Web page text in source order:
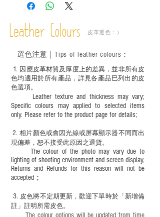
－ 植鞣皮革容易受環境、使用程度等產生
成後定期在皮面塗上皮革專用清潔劑及貂
鼠油等；
適合六歲以下兒童使用；六至十二歲兒童
必須由成年人陪同下使用並應小心處理。
Leather Colours 皮革選色：）
1. ​ 因應皮革材質及厚度上的差異，並非所有皮
色均適用於所有產品，詳見各產品巳列出的皮
色選項。
Leather texture and thickness may vary;
Specific colours may applied to selected items
only. Please refer to the product page for details;
​2.相片顏色或會因光線或屏幕顯示器不同而出
現偏差，恕不接受此原因之退貨。
The colour of the photo may vary due to
lighting of shooting environment and screen display,
Returns and Refunds for this reason will not be
accepted；
3. 皮色將不定期更新，歡迎下單時於「新增備
註」註明 所需皮色。
選色注意｜ Tips of leather colours ：